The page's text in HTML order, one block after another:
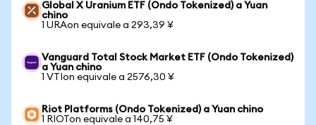
Global X Uranium ETF (Ondo Tokenized) a Yuan
chino
1 URAon equivale a 293,39 ¥
Vanguard Total Stock Market ETF (Ondo Tokenized)
a Yuan chino
1 VTIon equivale a 2576,30 ¥
Riot Platforms (Ondo Tokenized) a Yuan chino
1 RIOTon equivale a 140,75 ¥